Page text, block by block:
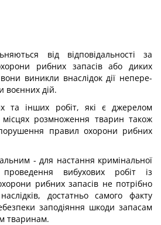
від відповідальності за
рибних запасів або диких
виникли внаслідок дії непере­
воєнних дій.
та інших робіт, які є джерелом
розмноження тварин також
правил охорони рибних
- для настання кримінальної
проведення вибухових робіт із
рибних запасів не по­трібно
достатньо самого факту
заподіяння шкоди запасам
тваринам.